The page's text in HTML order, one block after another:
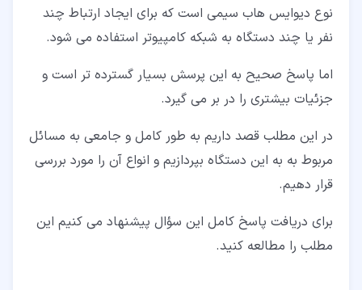
۳‏- انواع سوئیچ شبکه
۳‏-‏۱‏- سوئیچ مدیریت نشده (unmanaged switch)
۳‏-‏۲‏- سوئیچ مدیریت شده (managed switch)
۳‏-‏۳‏- سوئیچ LAN
۳‏-‏۴‏- سوئیچ PoE
نوع دیوایس هاب سیمی است که برای ایجاد ارتباط چند
نفر یا چند دستگاه به شبکه کامپیوتر استفاده می شود.
اما پاسخ صحیح به این پرسش بسیار گسترده تر است و
جزئیات بیشتری را در بر می گیرد.
در این مطلب قصد داریم به طور کامل و جامعی به مسائل
مربوط به به این دستگاه بپردازیم و انواع آن را مورد بررسی
قرار دهیم.
برای دریافت پاسخ کامل این سؤال پیشنهاد می کنیم این
مطلب را مطالعه کنید.